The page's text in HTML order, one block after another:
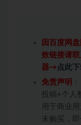
因百度网
效链接请
器→ 点此
免责声明
投稿+个人
用于商业
未购买，